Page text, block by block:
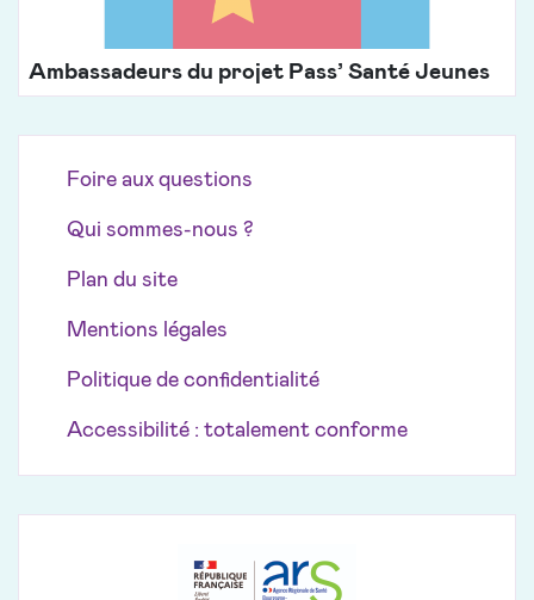
Ambassadeurs du projet Pass’ Santé Jeunes
Foire aux questions
Qui sommes-nous ?
Plan du site
Mentions légales
Politique de confidentialité
Accessibilité : totalement conforme